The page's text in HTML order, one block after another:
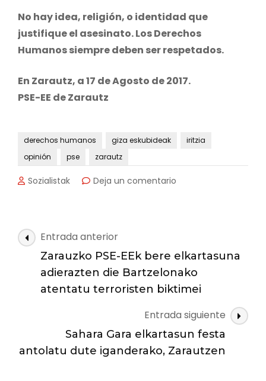
No hay idea, religión, o identidad que
justifique el asesinato. Los Derechos
Humanos siempre deben ser respetados.
En Zarautz, a 17 de Agosto de 2017.
PSE-EE de Zarautz
derechos humanos giza eskubideak
iritzia
opinión
pse zarautz
Sozialistak Deja un comentario
expresa
su
solidaridad
con
víctimas
del
atentado
terrorista
Navegación
de
entradas
Entrada anterior
Zarauzko PSE-EEk bere elkartasuna
adierazten die Bartzelonako
atentatu terroristen biktimei
Entrada siguiente
Sahara Gara elkartasun festa
antolatu dute iganderako, Zarautzen